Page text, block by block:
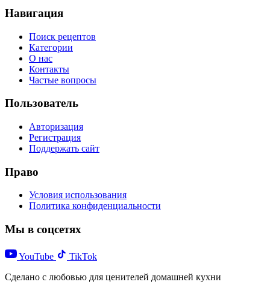
Навигация
Поиск рецептов
Категории
О нас
Контакты
Частые вопросы
Пользователь
Авторизация
Регистрация
Поддержать сайт
Право
Условия использования
Политика конфиденциальности
Мы в соцсетях
YouTube
TikTok
Сделано с любовью для ценителей домашней кухни